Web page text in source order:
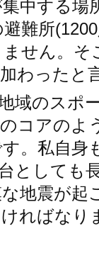
中する場
難所
せん。そ
わったと
域のスポ
コアのよ
。私自身
としても
地震が起
ればなり